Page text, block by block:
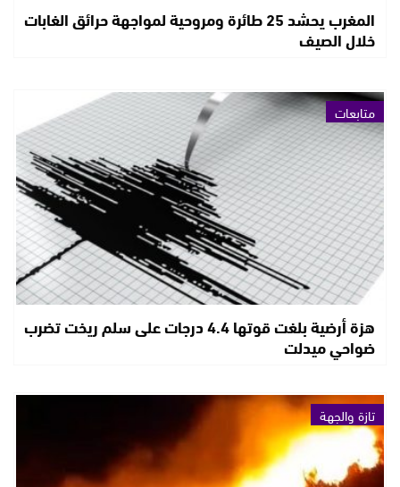
المغرب يحشد 25 طائرة ومروحية لمواجهة حرائق الغابات
خلال الصيف
متابعات
هزة أرضية بلغت قوتها 4.4 درجات على سلم ريخت تضرب
ضواحي ميدلت
تازة والجهة